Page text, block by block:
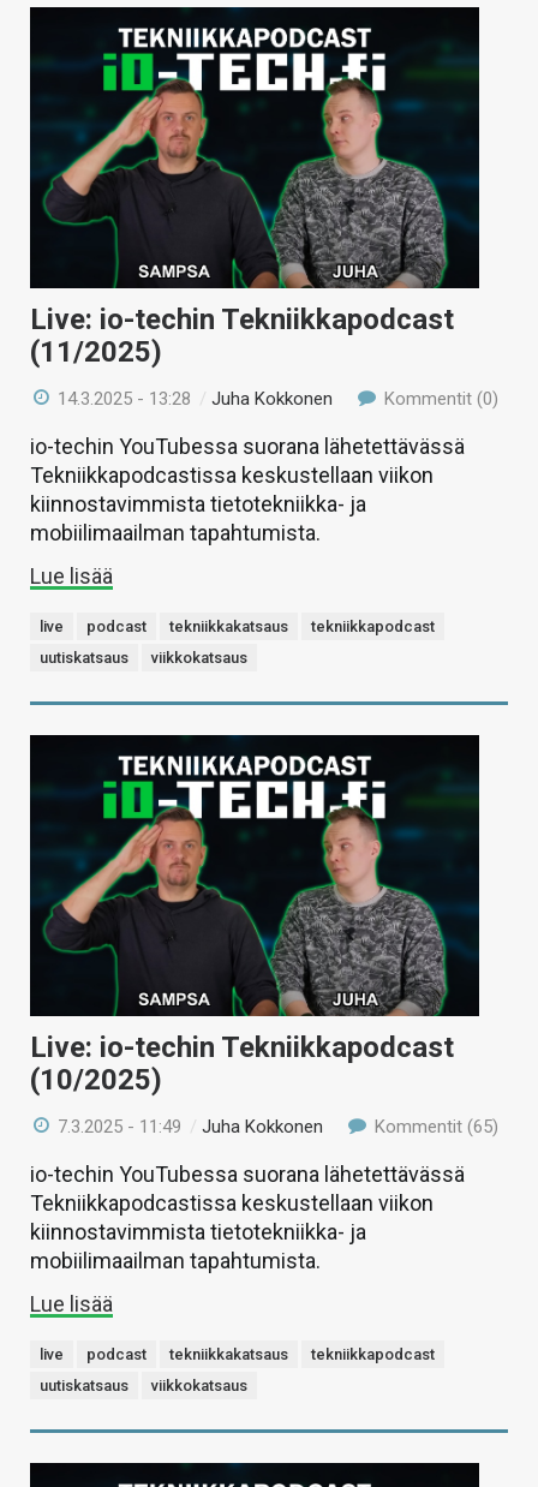
Live: io-techin Tekniikkapodcast
(11/2025)
14.3.2025 - 13:28 /Juha Kokkonen Kommentit (0)
io-techin YouTubessa suorana lähetettävässä
Tekniikkapodcastissa keskustellaan viikon
kiinnostavimmista tietotekniikka- ja
mobiilimaailman tapahtumista.
Lue lisää
live podcast tekniikkakatsaus
tekniikkapodcast
uutiskatsaus
viikkokatsaus
Live: io-techin Tekniikkapodcast
(10/2025)
7.3.2025 - 11:49 /Juha Kokkonen Kommentit (65)
io-techin YouTubessa suorana lähetettävässä
Tekniikkapodcastissa keskustellaan viikon
kiinnostavimmista tietotekniikka- ja
mobiilimaailman tapahtumista.
Lue lisää
live podcast tekniikkakatsaus
tekniikkapodcast
uutiskatsaus
viikkokatsaus